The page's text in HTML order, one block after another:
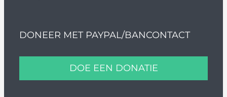
DONEER MET PAYPAL/BANCONTACT
DOE EEN DONATIE